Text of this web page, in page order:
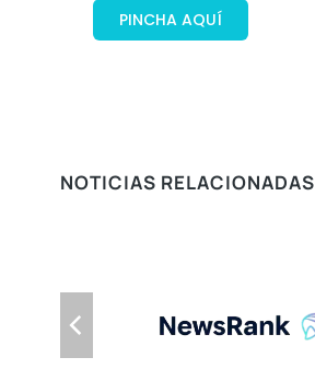
PINCHA AQUÍ
NOTICIAS RELACIONADAS